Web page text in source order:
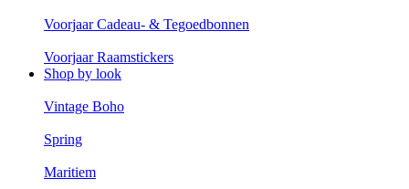
Voorjaar Cadeau- & Tegoedbonnen
Voorjaar Raamstickers
Shop by look
Vintage Boho
Spring
Maritiem